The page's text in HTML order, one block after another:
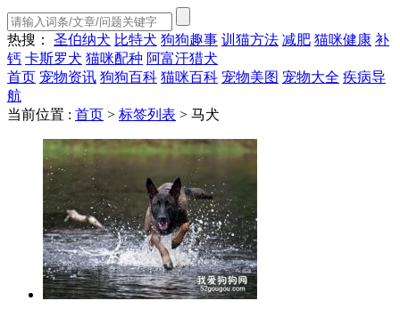
热搜： 圣伯纳犬 比特犬 狗狗趣事 训猫方法 减肥 猫咪健康 补
钙 卡斯罗犬 猫咪配种 阿富汗猎犬
首页 宠物资讯 狗狗百科 猫咪百科 宠物美图 宠物大全 疾病导
航
当前位置 : 首页 > 标签列表 > 马犬